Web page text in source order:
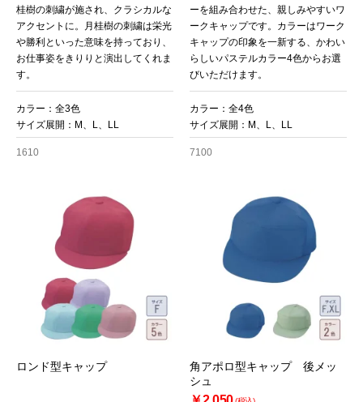
桂樹の刺繍が施され、クラシカルな
アクセントに。月桂樹の刺繍は栄光
や勝利といった意味を持っており、
お仕事姿をきりりと演出してくれま
す。
カラー：全3色
サイズ展開：M、L、LL
1610
ーを組み合わせた、親しみやすいワ
ークキャップです。カラーはワーク
キャップの印象を一新する、かわい
らしいパステルカラー4色からお選
びいただけます。
カラー：全4色
サイズ展開：M、L、LL
7100
ロンド型キャップ
角アポロ型キャップ 後メッ
シュ